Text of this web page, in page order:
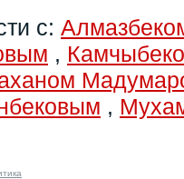
с:
,
,